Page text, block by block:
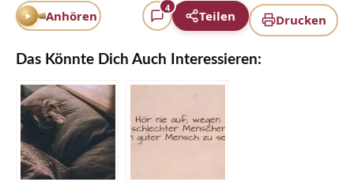
Drucken
Anhören
4
Teilen
Das Könnte Dich Auch Interessieren: